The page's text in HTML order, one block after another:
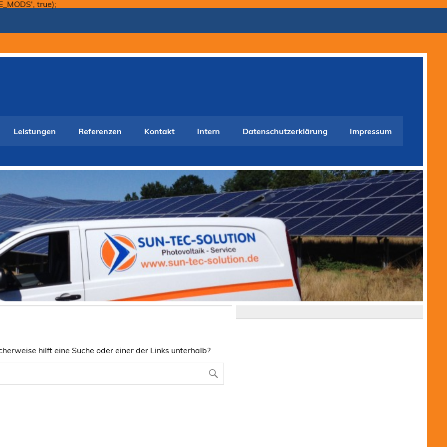
true);
Leistungen Referenzen Kontakt Intern Datenschutzerklärung Impressum
hilft eine Suche oder einer der Links unterhalb?